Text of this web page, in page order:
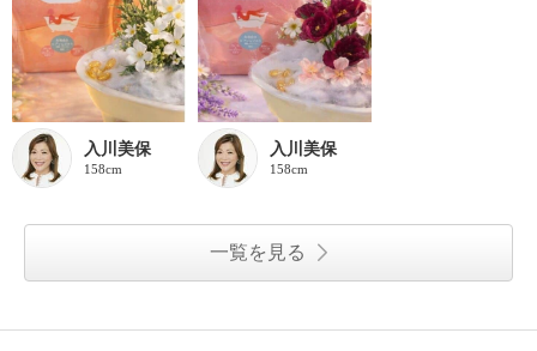
入川美保
158cm
入川美保
158cm
一覧を見る